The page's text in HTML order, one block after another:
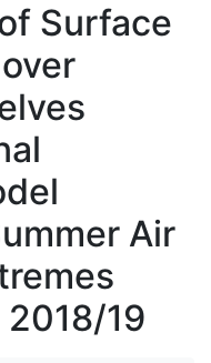
Surface
Air
19